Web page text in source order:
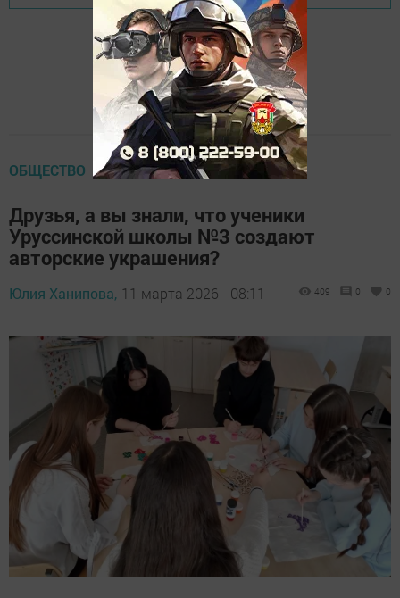
ОБЩЕСТВО
Друзья, а вы знали, что ученики
Уруссинской школы №3 создают
авторские украшения?
Юлия Ханипова, 11 марта 2026 - 08:11 409 0 0